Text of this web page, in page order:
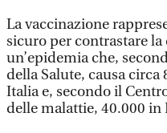
La vaccinazione
sicuro per contrastare
un’epidemia che,
della Salute, causa circa
Italia e, secondo il
delle malattie, 40.000 in